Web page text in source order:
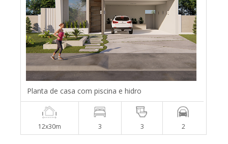
Planta de casa com piscina e hidro
12x30m 3 3 2